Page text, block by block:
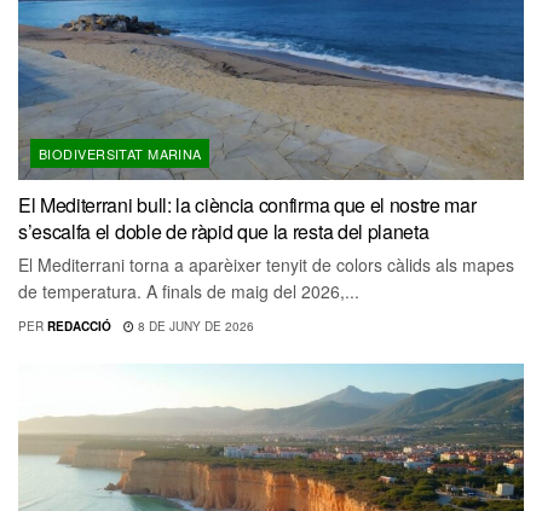
BIODIVERSITAT MARINA
El Mediterrani bull: la ciència confirma que el nostre mar
s’escalfa el doble de ràpid que la resta del planeta
El Mediterrani torna a aparèixer tenyit de colors càlids als mapes
de temperatura. A finals de maig del 2026,...
PER REDACCIÓ 8 DE JUNY DE 2026